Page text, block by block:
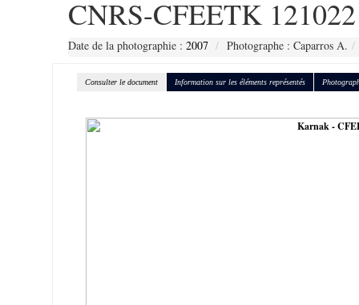
CNRS-CFEETK 121022
Date de la photographie : 2007 Photographe : Caparros A.
Consulter le document Information sur les éléments représentés